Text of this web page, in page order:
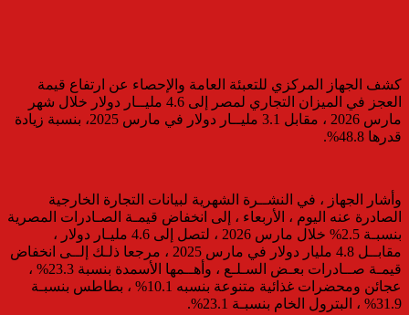
كشف الجهاز المركزي للتعبئة العامة والإحصاء عن ارتفاع قيمة
العجز في الميزان التجاري لمصر إلى 4.6 مليــار دولار خلال شهر
مارس 2026 ، مقابل 3.1 مليــار دولار في مارس 2025، بنسبة زيادة
قدرها 48.8%.
وأشار الجهاز ، في النشــرة الشهرية لبيانات التجارة الخارجية
الصادرة عنه اليوم ، الأربعاء ، إلى انخفاض قيمـة الصـادرات المصرية
بنسبـة 2.5% خلال مارس 2026 ، لتصل إلى 4.6 مليـار دولار ،
مقابــل 4.8 مليار دولار في مارس 2025 ، مرجعا ذلـك إلــى انخفاض
قيمـة صــادرات بعـض السـلـع ، وأهــمها الأسمدة بنسبة 23.3% ،
عجائن ومحضرات غذائية متنوعة بنسبه 10.1% ، بطاطس بنسبـة
31.9% ، البترول الخام بنسبـة 23.1%.